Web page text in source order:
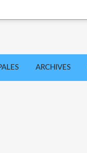
ARCHIVES